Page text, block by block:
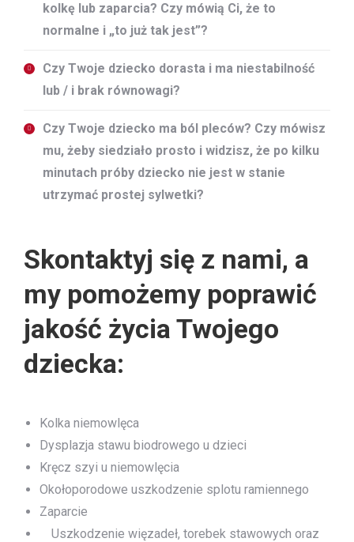
kolkę lub zaparcia? Czy mówią Ci, że to
normalne i „to już tak jest”?
Czy Twoje dziecko dorasta i ma niestabilność
lub / i brak równowagi?
Czy Twoje dziecko ma ból pleców? Czy mówisz
mu, żeby siedziało prosto i widzisz, że po kilku
minutach próby dziecko nie jest w stanie
utrzymać prostej sylwetki?
Skontaktyj się z nami, a
my pomożemy poprawić
jakość życia Twojego
dziecka:
Kolka niemowlęca
Dysplazja stawu biodrowego u dzieci
Kręcz szyi u niemowlęcia
Okołoporodowe uszkodzenie splotu ramiennego
Zaparcie
Uszkodzenie więzadeł, torebek stawowych oraz